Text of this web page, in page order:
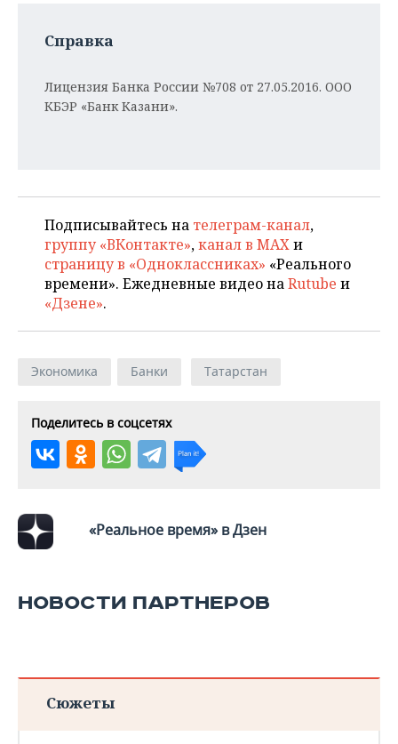
Справка
Лицензия Банка России №708 от 27.05.2016. ООО
КБЭР «Банк Казани».
Подписывайтесь на телеграм-канал,
группу «ВКонтакте»,канал в MAXи
страницу в «Одноклассниках» «Реального
времени». Ежедневные видео наRutube и
«Дзене».
Экономика Банки Татарстан
Поделитесь в соцсетях
«Реальное время» в Дзен
НОВОСТИ ПАРТНЕРОВ
Сюжеты